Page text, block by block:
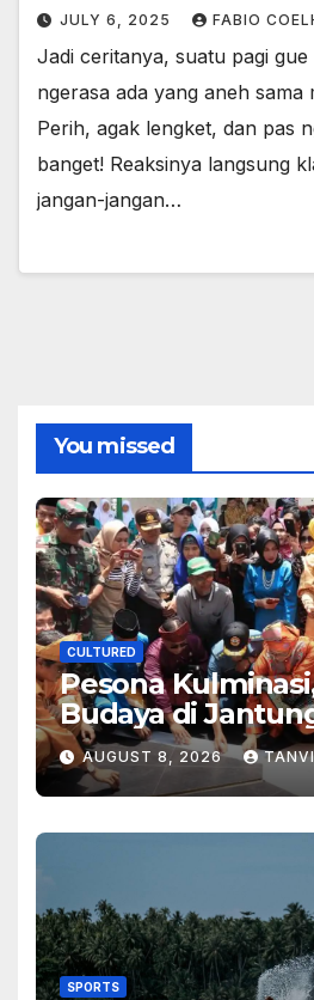
JULY 6, 2025 FABIO
Jadi ceritanya, suatu pagi
ngerasa ada yang aneh sama
Perih, agak lengket, dan pas
banget! Reaksinya langsung
jangan-jangan…
You missed
CULTURED
Pesona
Budaya di
Kalimantan
AUGUST 8, 2026
SPORTS